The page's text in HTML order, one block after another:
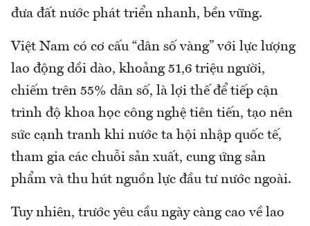
đưa đất nước phát triển nhanh, bền vững.
Việt Nam có cơ cấu “dân số vàng” với lực lượng
lao động dồi dào, khoảng 51,6 triệu người,
chiếm trên 55% dân số, là lợi thế để tiếp cận
trình độ khoa học công nghệ tiên tiến, tạo nên
sức cạnh tranh khi nước ta hội nhập quốc tế,
tham gia các chuỗi sản xuất, cung ứng sản
phẩm và thu hút nguồn lực đầu tư nước ngoài.
Tuy nhiên, trước yêu cầu ngày càng cao về lao